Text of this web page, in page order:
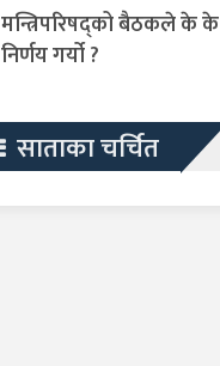
मन्त्रिपरिषद्को बैठकले के के
निर्णय गर्यो ?
साताका चर्चित